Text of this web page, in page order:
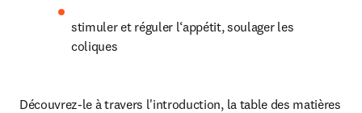
stimuler et réguler l‘appétit, soulager les
coliques
Découvrez-le à travers l'introduction, la table des matières